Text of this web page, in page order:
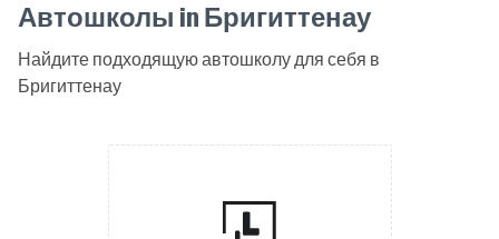
Автошколы in Бригиттенау
Найдите подходящую автошколу для себя в
Бригиттенау